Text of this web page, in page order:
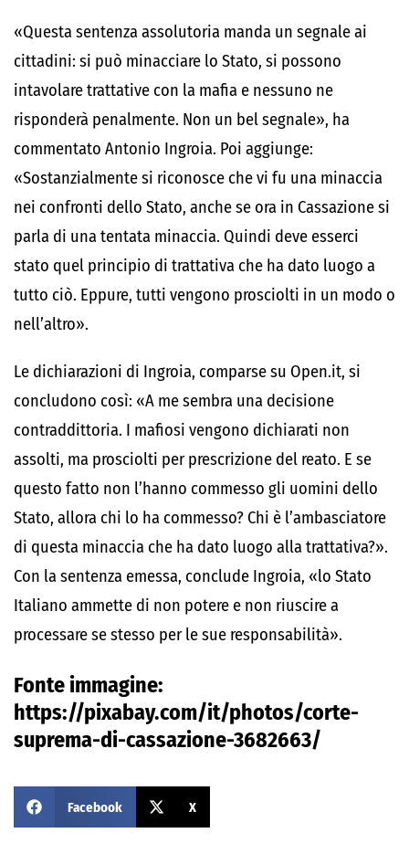
«Questa sentenza assolutoria manda un segnale ai
cittadini: si può minacciare lo Stato, si possono
intavolare trattative con la mafia e nessuno ne
risponderà penalmente. Non un bel segnale», ha
commentato Antonio Ingroia. Poi aggiunge:
«Sostanzialmente si riconosce che vi fu una minaccia
nei confronti dello Stato, anche se ora in Cassazione si
parla di una tentata minaccia. Quindi deve esserci
stato quel principio di trattativa che ha dato luogo a
tutto ciò. Eppure, tutti vengono prosciolti in un modo o
nell’altro».
Le dichiarazioni di Ingroia, comparse su Open.it, si
concludono così: «A me sembra una decisione
contraddittoria. I mafiosi vengono dichiarati non
assolti, ma prosciolti per prescrizione del reato. E se
questo fatto non l’hanno commesso gli uomini dello
Stato, allora chi lo ha commesso? Chi è l’ambasciatore
di questa minaccia che ha dato luogo alla trattativa?».
Con la sentenza emessa, conclude Ingroia, «lo Stato
Italiano ammette di non potere e non riuscire a
processare se stesso per le sue responsabilità».
Fonte immagine:
https://pixabay.com/it/photos/corte-
suprema-di-cassazione-3682663/
Facebook X